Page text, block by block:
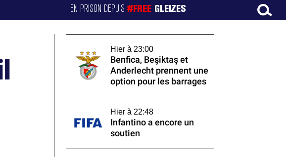
EN PRISON DEPUIS#FREE GLEIZES
Hier à 23:00
Benfica, Beşiktaş et
Anderlecht prennent une
option pour les barrages
Hier à 22:48
Infantino a encore un
soutien